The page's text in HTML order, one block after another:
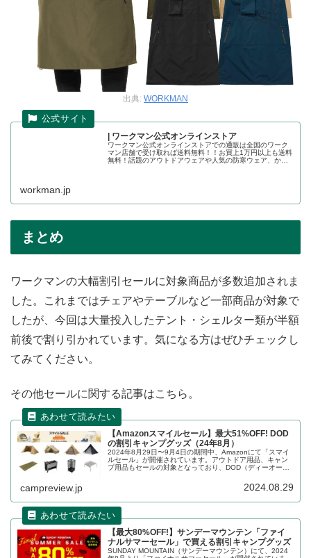
出典: WORKMAN
| ワークマン公式オンラインストア
ワークマン公式オンラインストアでの通販は全国のワーク
マン店舗で受け取れば送料無料！！お買上1万円以上も送料
無料！話題のアウトドアウェアや人気の防寒ウェア、かっ
workman.jp
まとめ
ワークマンの大幅割引セールに対象商品が多数追加されま
した。これまではチェアやテーブルなど一部商品が対象で
したが、今回は大量投入したテント・シェルター類が半額
前後で割り引かれています。気になる方はぜひチェックし
てみてください。
その他セールに関する記事はこちら。
【Amazonスマイルセール】最大51%OFF! DOD
の割引キャンプグッズ（24年8月）
2024年8月29日〜9月4日の期間中、Amazonにて「スマイ
ルセール」が開催されています。アウトドア用品、キャン
プ用品もセールの対象となっており、DOD（ディーオーデ
campreview.jp 2024.08.29
【最大80%OFF!】サンデーマウンテン「ファイ
ナルサマーセール」で買える割引キャンプグッズ
SUNDAY MOUNTAIN（サンデーマウンテン）にて、2024